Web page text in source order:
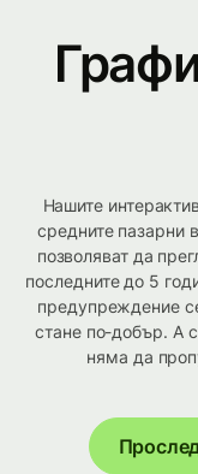
Нашите
средните пазарни
позволяват да
последните до 5
предупреждение
стане по-добър. А
няма да